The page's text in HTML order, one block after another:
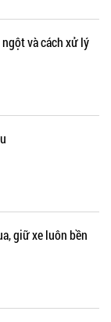
và cách xử lý
giữ xe luôn bền